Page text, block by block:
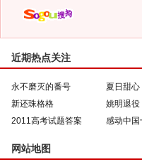
近期热点关注
永不磨灭的番号 夏日甜心
新还珠格格
姚明退役
2011高考试题答案
感动中国
网站地图